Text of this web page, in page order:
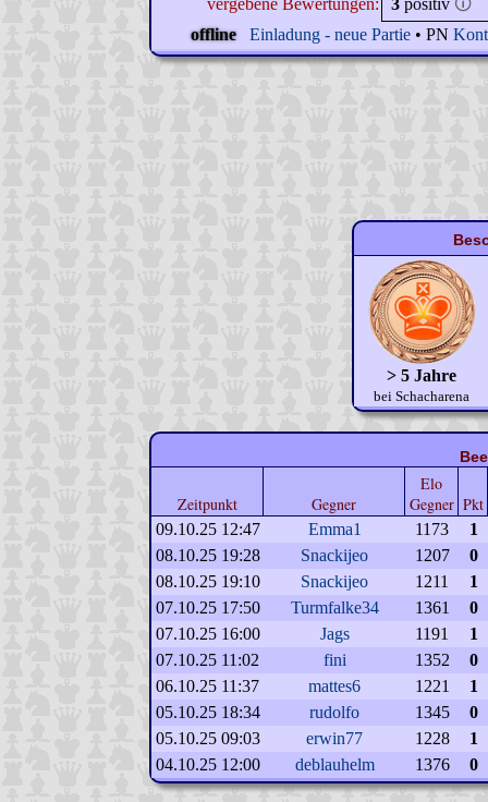
vergebene Bewertungen:
3 positiv 🛈
offline
Einladung - neue Partie • PN
> 5 Jahre
bei Schacharena
Zeitpunkt Gegner
Elo
Gegner Pkt
09.10.25 12:47 Emma1 1173
1
08.10.25 19:28
Snackijeo 1207
0
08.10.25 19:10
Snackijeo 1211
1
07.10.25 17:50
Turmfalke34 1361
0
07.10.25 16:00
Jags 1191
1
07.10.25 11:02
fini 1352
0
06.10.25 11:37
mattes6 1221
1
05.10.25 18:34
rudolfo 1345
0
05.10.25 09:03
erwin77 1228
1
04.10.25 12:00
deblauhelm 1376 0